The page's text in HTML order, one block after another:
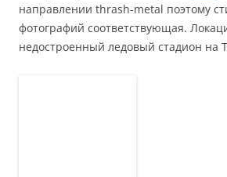
направлении thrash-metal поэтому
фотографий соответствующая.
недостроенный ледовый стадион на